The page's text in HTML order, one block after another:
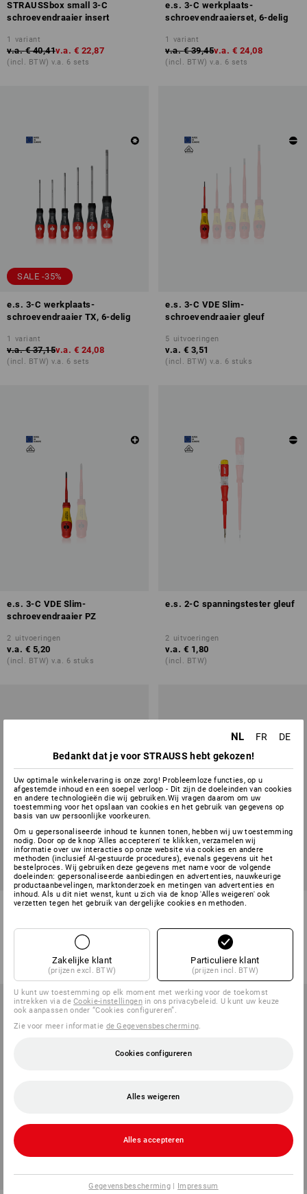
STRAUSSbox small 3-C
schroevendraaier insert
1 variant
v.a. € 40,41v.a. € 22,87
(incl. BTW) v.a. 6 sets
e.s. 3-C werkplaats-
schroevendraaierset, 6-delig
1 variant
v.a. € 39,45v.a. € 24,08
(incl. BTW) v.a. 6 sets
SALE -35%
e.s. 3-C werkplaats-
schroevendraaier TX, 6-delig
1 variant
v.a. € 37,15v.a. € 24,08
(incl. BTW) v.a. 6 sets
e.s. 3-C VDE Slim-
schroevendraaier gleuf
5 uitvoeringen
v.a. € 3,51
(incl. BTW) v.a. 6 stuks
e.s. 3-C VDE Slim-
schroevendraaier PZ
2 uitvoeringen
v.a. € 5,20
(incl. BTW) v.a. 6 stuks
e.s. 2-C spanningstester gleuf
2 uitvoeringen
v.a. € 1,80
(incl. BTW)
e.s. Schroevendraaierset, 5-
Dopsleutelset, dwarsgreep, SW,
(incl. BTW) v.a. 6 sets
SALE -44%
NL FR
DE
Bedankt dat je voor STRAUSS hebt gekozen!
Uw optimale winkelervaring is onze zorg! Probleemloze functies, op u
afgestemde inhoud en een soepel verloop - Dit zijn de doeleinden van cookies
en andere technologieën die wij gebruiken.Wij vragen daarom om uw
toestemming voor het opslaan van cookies en het gebruik van gegevens op
basis van uw persoonlijke voorkeuren.
Om u gepersonaliseerde inhoud te kunnen tonen, hebben wij uw toestemming
nodig. Door op de knop 'Alles accepteren' te klikken, verzamelen wij
informatie over uw interacties op onze website via cookies en andere
methoden (inclusief AI-gestuurde procedures), evenals gegevens uit het
bestelproces. Wij gebruiken deze gegevens met name voor de volgende
doeleinden: gepersonaliseerde aanbiedingen en advertenties, nauwkeurige
productaanbevelingen, marktonderzoek en metingen van advertenties en
inhoud. Als u dit niet wenst, kunt u zich via de knop 'Alles weigeren' ook
verzetten tegen het gebruik van dergelijke cookies en methoden.
Zakelijke klant
(prijzen excl. BTW)
Particuliere klant
(prijzen incl. BTW)
U kunt uw toestemming op elk moment met werking voor de toekomst
intrekken via deCookie-instellingenin ons privacybeleid. U kunt uw keuze
ook aanpassen onder “Cookies configureren”.
Zie voor meer informatie de Gegevensbescherming
Cookies configureren
Alles weigeren
Alles accepteren
Gegevensbescherming | Impressum